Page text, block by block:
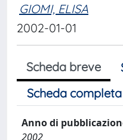
GIOMI, ELISA
2002-01-01
Scheda breve
Scheda
Anno di
2002